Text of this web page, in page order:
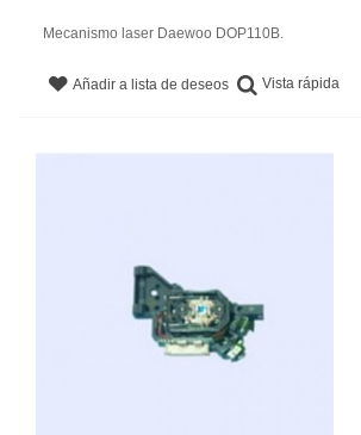
Mecanismo laser Daewoo DOP110B.
Añadir a lista de deseos Vista rápida